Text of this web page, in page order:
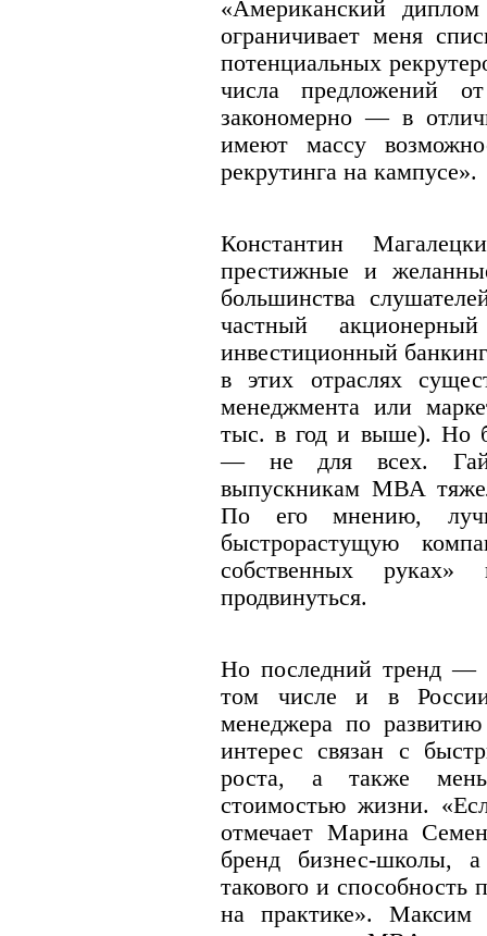
«Американский
ограничивает меня
потенциальных
числа предложений
закономерно — в
имеют массу
рекрутинга на кампусе».
Константин
престижные и
большинства
частный
инвестиционный
в этих отраслях
менеджмента или
тыс. в год и выше). Но
— не для всех.
выпускникам МВА
По его мнению,
быстрорастущую
собственных
продвинуться.
Но последний тренд —
том числе и в
менеджера по
интерес связан с
роста, а также
стоимостью жизни.
отмечает Марина
бренд бизнес-школы,
такового и способность
на практике».